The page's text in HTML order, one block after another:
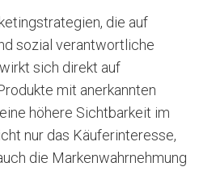
die auf
sozial verantwortliche
sich direkt auf
mit anerkannten
höhere Sichtbarkeit im
nur das Käuferinteresse,
die Markenwahrnehmung